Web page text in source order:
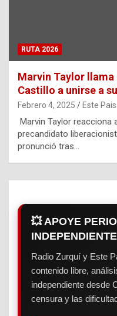
RUTA 2026
Marvin Taylor
Castillo a unirse a
Febrero 4, 2025 Este
Marvin Taylor reacciona
precandidato
pronunció tras…
💥 APOYE
INDEPENDIENTE
Radio Zurquí y Este
contenido libre,
independiente desde
censura y las